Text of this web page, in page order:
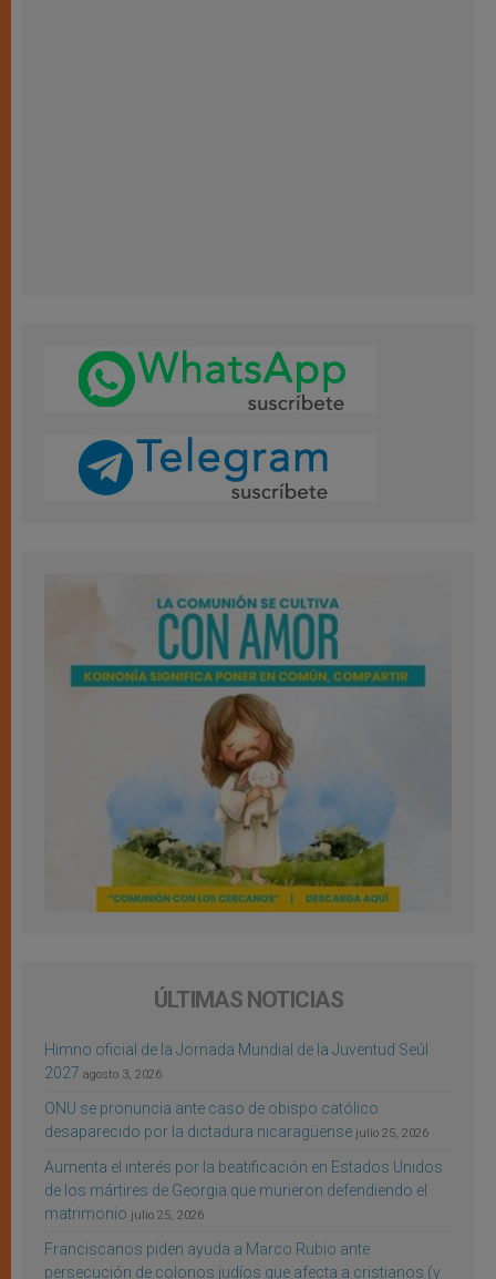
ÚLTIMAS NOTICIAS
Himno oficial de la Jornada Mundial de la Juventud Seúl
2027 agosto 3, 2026
ONU se pronuncia ante caso de obispo católico
desaparecido por la dictadura nicaragüense julio 25, 2026
Aumenta el interés por la beatificación en Estados Unidos
de los mártires de Georgia que murieron defendiendo el
matrimonio julio 25, 2026
Franciscanos piden ayuda a Marco Rubio ante
persecución de colonos judíos que afecta a cristianos (y